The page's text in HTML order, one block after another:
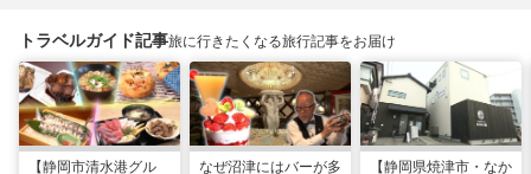
トラベルガイド記事旅に行きたくなる旅行記事をお届け
【静岡市清水港グル なぜ沼津にはバーが多 【静岡県焼津市・なか